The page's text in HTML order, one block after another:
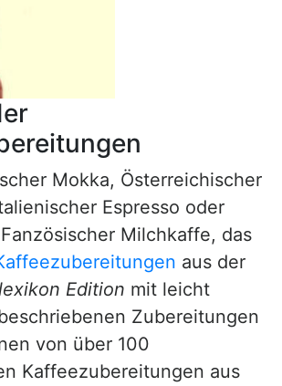
Mokka, Österreichischer
Espresso oder
Milchkaffe, das
aus der
Edition mit leicht
Zubereitungen
von über 100
Kaffeezubereitungen aus